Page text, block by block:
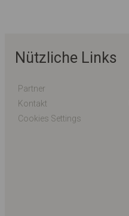
Nützliche Links
Partner
Kontakt
Cookies Settings